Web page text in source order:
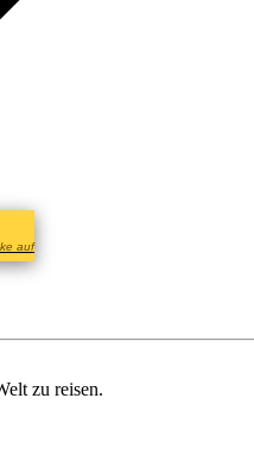
auf
zu reisen.